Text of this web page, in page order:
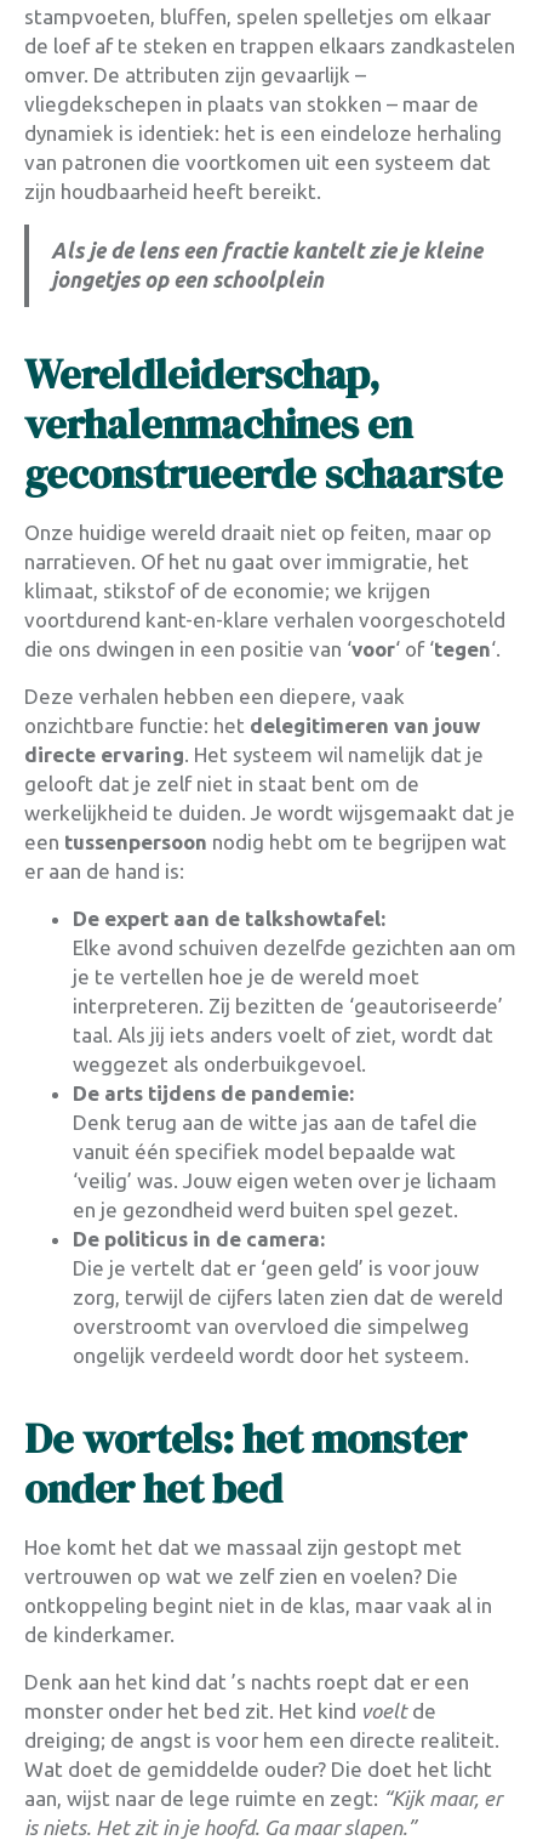
stampvoeten, bluffen, spelen spelletjes om elkaar
de loef af te steken en trappen elkaars zandkastelen
omver. De attributen zijn gevaarlijk –
vliegdekschepen in plaats van stokken – maar de
dynamiek is identiek: het is een eindeloze herhaling
van patronen die voortkomen uit een systeem dat
zijn houdbaarheid heeft bereikt.
Als je de lens een fractie kantelt zie je kleine
jongetjes op een schoolplein
Wereldleiderschap,
verhalenmachines en
geconstrueerde schaarste
Onze huidige wereld draait niet op feiten, maar op
narratieven. Of het nu gaat over immigratie, het
klimaat, stikstof of de economie; we krijgen
voortdurend kant-en-klare verhalen voorgeschoteld
die ons dwingen in een positie van ‘voor‘ of ‘tegen‘.
Deze verhalen hebben een diepere, vaak
onzichtbare functie: het delegitimeren van jouw
directe ervaring. Het systeem wil namelijk dat je
gelooft dat je zelf niet in staat bent om de
werkelijkheid te duiden. Je wordt wijsgemaakt dat je
een tussenpersoon nodig hebt om te begrijpen wat
er aan de hand is:
De expert aan de talkshowtafel:
Elke avond schuiven dezelfde gezichten aan om
je te vertellen hoe je de wereld moet
interpreteren. Zij bezitten de ‘geautoriseerde’
taal. Als jij iets anders voelt of ziet, wordt dat
weggezet als onderbuikgevoel.
De arts tijdens de pandemie:
Denk terug aan de witte jas aan de tafel die
vanuit één specifiek model bepaalde wat
‘veilig’ was. Jouw eigen weten over je lichaam
en je gezondheid werd buiten spel gezet.
De politicus in de camera:
Die je vertelt dat er ‘geen geld’ is voor jouw
zorg, terwijl de cijfers laten zien dat de wereld
overstroomt van overvloed die simpelweg
ongelijk verdeeld wordt door het systeem.
De wortels: het monster
onder het bed
Hoe komt het dat we massaal zijn gestopt met
vertrouwen op wat we zelf zien en voelen? Die
ontkoppeling begint niet in de klas, maar vaak al in
de kinderkamer.
Denk aan het kind dat ’s nachts roept dat er een
monster onder het bed zit. Het kind voeltde
dreiging; de angst is voor hem een directe realiteit.
Wat doet de gemiddelde ouder? Die doet het licht
aan, wijst naar de lege ruimte en zegt: “Kijk maar, er
is niets. Het zit in je hoofd. Ga maar slapen.”